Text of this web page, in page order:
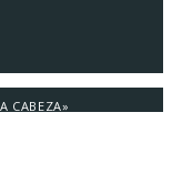
CABEZA»